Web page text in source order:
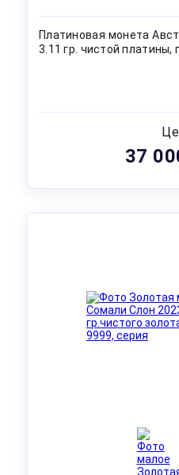
Платиновая монета
3.11 гр. чистой платины,
37